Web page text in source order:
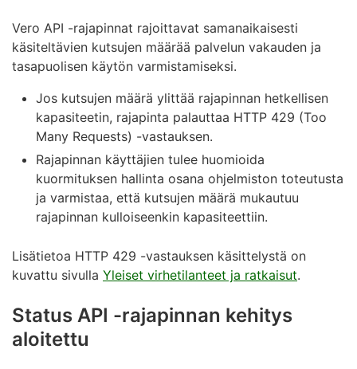
Vero API -rajapinnat rajoittavat samanaikaisesti
käsiteltävien kutsujen määrää palvelun vakauden ja
tasapuolisen käytön varmistamiseksi.
Jos kutsujen määrä ylittää rajapinnan hetkellisen
kapasiteetin, rajapinta palauttaa HTTP 429 (Too
Many Requests) -vastauksen.
Rajapinnan käyttäjien tulee huomioida
kuormituksen hallinta osana ohjelmiston toteutusta
ja varmistaa, että kutsujen määrä mukautuu
rajapinnan kulloiseenkin kapasiteettiin.
Lisätietoa HTTP 429 -vastauksen käsittelystä on
kuvattu sivulla Yleiset virhetilanteet ja ratkaisut.
Status API -rajapinnan kehitys
aloitettu